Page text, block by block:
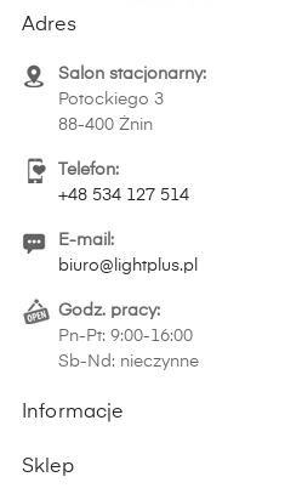
Adres
Salon stacjonarny:
Potockiego 3
88-400 Żnin
Telefon:
+48 534 127 514
E-mail:
biuro@lightplus.pl
Godz. pracy:
Pn-Pt: 9:00-16:00
Sb-Nd: nieczynne
Informacje
Sklep